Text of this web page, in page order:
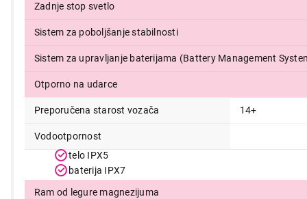
Zadnje stop svetlo
Sistem za poboljšanje stabilnosti
Sistem za upravljanje baterijama (Battery Management
Otporno na udarce
Preporučena starost vozača 14+
Vodootpornost
telo IPX5
baterija IPX7
Ram od legure magnezijuma